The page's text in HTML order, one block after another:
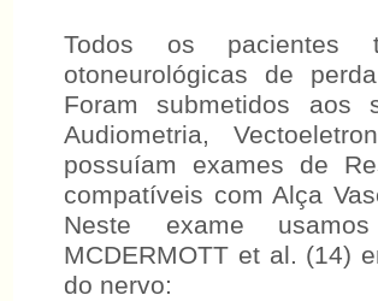
Todos os pacientes
otoneurológicas de
Foram submetidos aos
Audiometria,
possuíam exames de
compatíveis com Alça
Neste exame
MCDERMOTT et al. (14)
do nervo: